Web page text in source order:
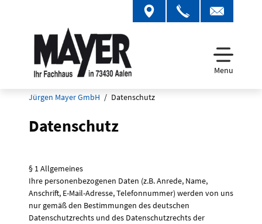
Menu
Jürgen Mayer GmbH Datenschutz
Datenschutz
§ 1 Allgemeines
Ihre personenbezogenen Daten (z.B. Anrede, Name,
Anschrift, E-Mail-Adresse, Telefonnummer) werden von uns
nur gemäß den Bestimmungen des deutschen
Datenschutzrechts und des Datenschutzrechts der